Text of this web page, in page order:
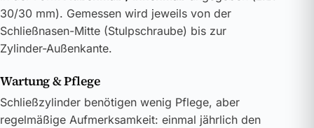
30/30 mm). Gemessen wird jeweils von der
Schließnasen-Mitte (Stulpschraube) bis zur
Zylinder-Außenkante.
Wartung & Pflege
Schließzylinder benötigen wenig Pflege, aber
regelmäßige Aufmerksamkeit: einmal jährlich den